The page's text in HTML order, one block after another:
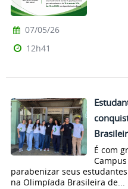
07/05/26
12h41
É com
parabenizar seus
na Olimpíada Brasileira de...